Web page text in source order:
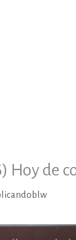
Hoy de